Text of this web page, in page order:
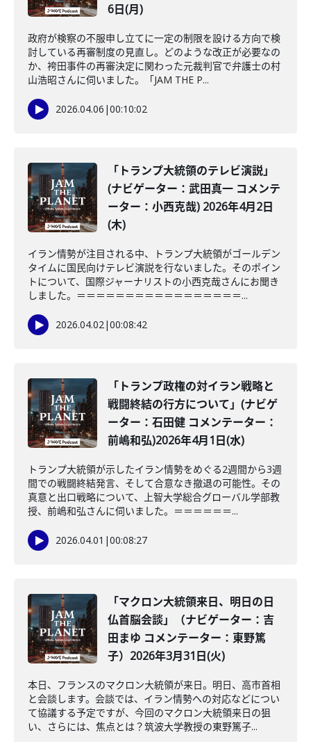
6日(月)
政府が検察の不服申し立てに一定の制限を設ける方向で検
討している再審制度の見直し。どのような改正が必要なの
か、袴田事件の再審決定に関わった元裁判官で弁護士の村
山浩昭さんに伺いました。「JAM THE P...
2026.04.06 |00:10:02
「トランプ大統領のテレビ演説」
(ナビゲーター：武田真一 コメンテ
ーター：小西克哉) 2026年4月2日
(木)
イラン情勢が注目される中、トランプ大統領がゴールデン
タイムに国民向けテレビ演説を行ないました。そのポイン
トについて、国際ジャーナリストの小西克哉さんにお聞き
しました。＝＝＝＝＝＝＝＝＝＝＝＝＝＝＝＝＝...
2026.04.02|00:08:42
「トランプ政権の対イラン戦略と
戦闘終結の行方について」(ナビゲ
ーター：石田健 コメンテーター：
前嶋和弘)2026年4月1日(水)
トランプ大統領が示したイラン情勢をめぐる2週間から3週
間での戦闘終結発言、そして合意なき撤退の可能性。その
真意と出口戦略について、上智大学総合グローバル学部教
授、前嶋和弘さんに伺いました。＝＝＝＝＝＝...
2026.04.01 |00:08:27
「マクロン大統領来日、明日の日
仏首脳会談」（ナビゲーター：吉
田まゆ コメンテーター：東野篤
子）2026年3月31日(火)
本日、フランスのマクロン大統領が来日。明日、高市首相
と会談します。会談では、イラン情勢への対応などについ
て協議する予定ですが、今回のマクロン大統領来日の狙
い、さらには、焦点とは？筑波大学教授の東野篤子...